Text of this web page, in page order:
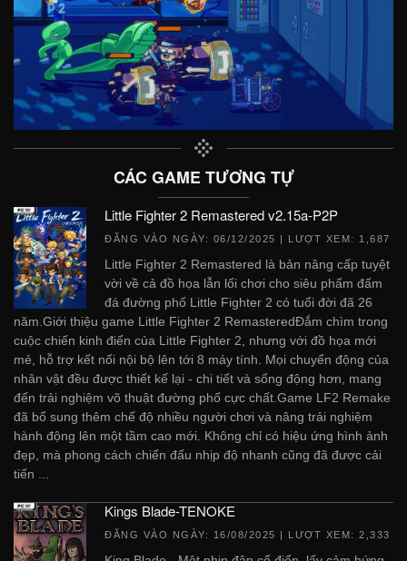
CÁC GAME TƯƠNG TỰ
Little Fighter 2 Remastered v2.15a-P2P
ĐĂNG VÀO NGÀY: 06/12/2025 | LƯỢT XEM: 1,687
Little Fighter 2 Remastered là bản nâng cấp tuyệt
vời về cả đồ họa lẫn lối chơi cho siêu phẩm đấm
đá đường phố Little Fighter 2 có tuổi đời đã 26
năm.Giới thiệu game Little Fighter 2 RemasteredĐắm chìm trong
cuộc chiến kinh điển của Little Fighter 2, nhưng với đồ họa mới
mẻ, hỗ trợ kết nối nội bộ lên tới 8 máy tính. Mọi chuyển động của
nhân vật đều được thiết kế lại - chi tiết và sống động hơn, mang
đến trải nghiệm võ thuật đường phố cực chất.Game LF2 Remake
đã bổ sung thêm chế độ nhiều người chơi và nâng trải nghiệm
hành động lên một tầm cao mới. Không chỉ có hiệu ứng hình ảnh
đẹp, mà phong cách chiến đấu nhịp độ nhanh cũng đã được cải
tiến ...
Kings Blade-TENOKE
ĐĂNG VÀO NGÀY: 16/08/2025 | LƯỢT XEM: 2,333